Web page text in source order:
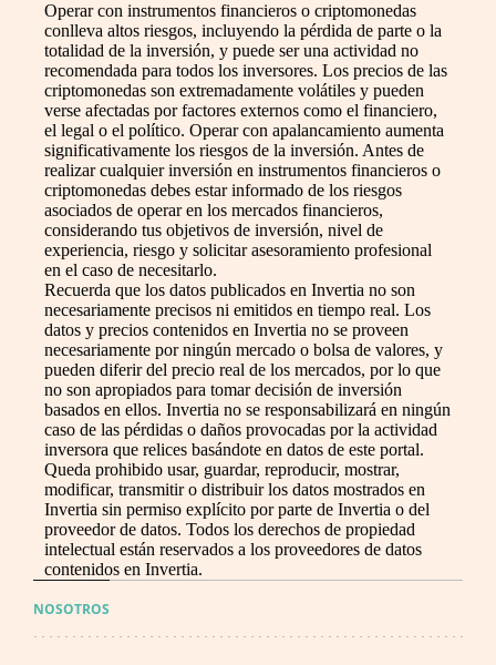
Operar con instrumentos financieros o criptomonedas
conlleva altos riesgos, incluyendo la pérdida de parte o la
totalidad de la inversión, y puede ser una actividad no
recomendada para todos los inversores. Los precios de las
criptomonedas son extremadamente volátiles y pueden
verse afectadas por factores externos como el financiero,
el legal o el político. Operar con apalancamiento aumenta
significativamente los riesgos de la inversión. Antes de
realizar cualquier inversión en instrumentos financieros o
criptomonedas debes estar informado de los riesgos
asociados de operar en los mercados financieros,
considerando tus objetivos de inversión, nivel de
experiencia, riesgo y solicitar asesoramiento profesional
en el caso de necesitarlo.
Recuerda que los datos publicados en Invertia no son
necesariamente precisos ni emitidos en tiempo real. Los
datos y precios contenidos en Invertia no se proveen
necesariamente por ningún mercado o bolsa de valores, y
pueden diferir del precio real de los mercados, por lo que
no son apropiados para tomar decisión de inversión
basados en ellos. Invertia no se responsabilizará en ningún
caso de las pérdidas o daños provocadas por la actividad
inversora que relices basándote en datos de este portal.
Queda prohibido usar, guardar, reproducir, mostrar,
modificar, transmitir o distribuir los datos mostrados en
Invertia sin permiso explícito por parte de Invertia o del
proveedor de datos. Todos los derechos de propiedad
intelectual están reservados a los proveedores de datos
contenidos en Invertia.
NOSOTROS